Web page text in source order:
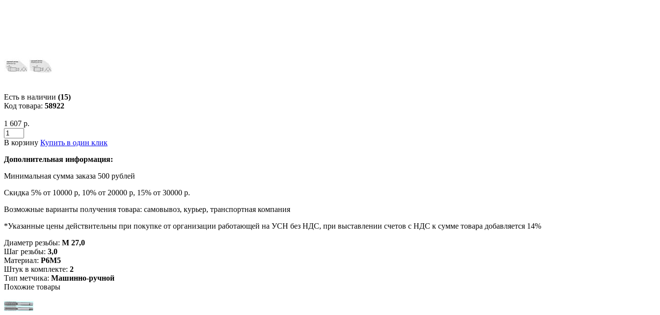
Есть в наличии (15)
Код товара: 58922
1 607 р.
В корзину Купить в один клик
Дополнительная информация:
Минимальная сумма заказа 500 рублей
Скидка 5% от 10000 р, 10% от 20000 р, 15% от 30000 р.
Возможные варианты получения товара: самовывоз, курьер, транспортная компания
*Указанные цены действительны при покупке от организации работающей на УСН без НДС, при выставлении счетов с НДС к сумме товара добавляется 14%
Диаметр резьбы: М 27,0
Шаг резьбы: 3,0
Материал: Р6М5
Штук в комплекте: 2
Тип метчика: Машинно-ручной
Похожие товары